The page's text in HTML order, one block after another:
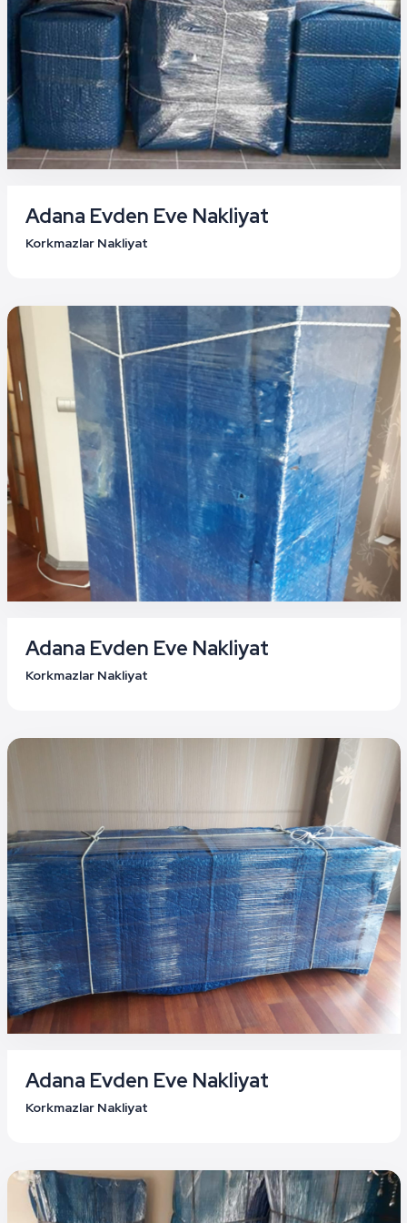
Adana Evden Eve Nakliyat
Korkmazlar Nakliyat
Adana Evden Eve Nakliyat
Korkmazlar Nakliyat
Adana Evden Eve Nakliyat
Korkmazlar Nakliyat